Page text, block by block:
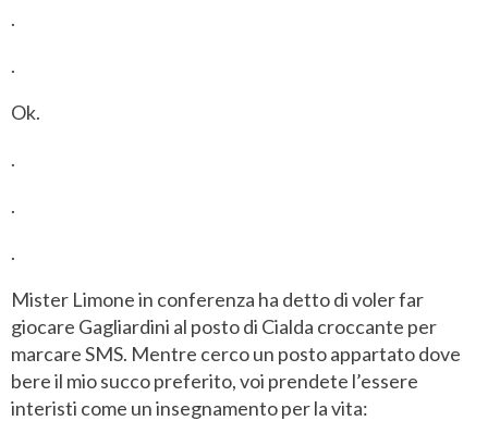
.
.
Ok.
.
.
.
Mister Limone in conferenza ha detto di voler far
giocare Gagliardini al posto di Cialda croccante per
marcare SMS. Mentre cerco un posto appartato dove
bere il mio succo preferito, voi prendete l’essere
interisti come un insegnamento per la vita: